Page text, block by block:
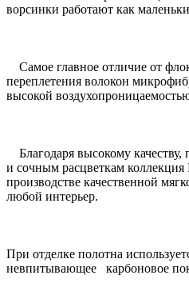
ворсинки работают как
Самое главное отличие от
переплетения волокон
высокой
Благодаря высокому
и сочным расцветкам
производстве качественной
любой интерьер.
При отделке полотна
невпитывающее карбоновое